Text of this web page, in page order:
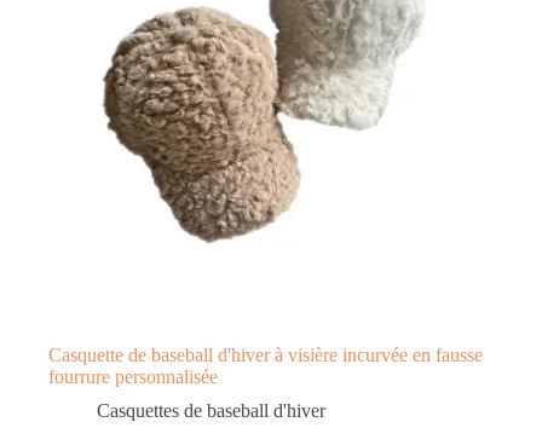
Casquette de baseball d'hiver à visière incurvée en fausse
fourrure personnalisée
Casquettes de baseball d'hiver